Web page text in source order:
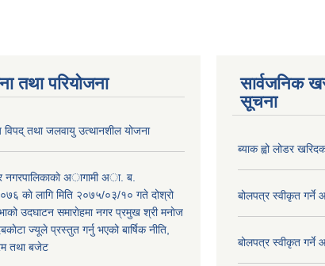
तथा परियोजना
विपद् तथा जलवायु उत्थानशील योजना
नगरपालिकाकाे अागामी अा. ब.
काे लागि मिति २०७५/०३/१० गते दोश्रो
उदघाटन समाराेहमा नगर प्रमुख श्री मनाेज
ज्यूले प्रस्तुत गर्नु भएको बार्षिक नीति,
तथा बजेट
सार्वजनिक
सूचना
ब्याक ह्वो लोडर
बोलपत्र स्वीकृत
बोलपत्र स्वीकृत